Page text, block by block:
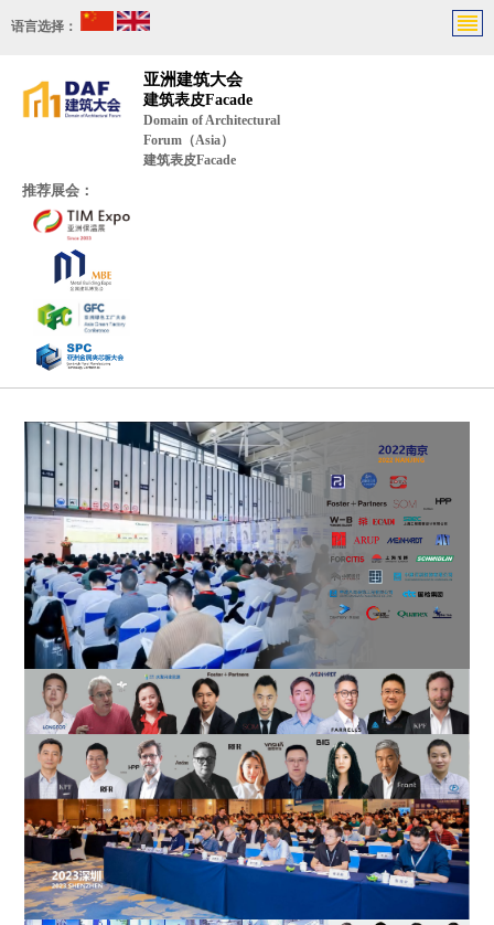
语言选择：
亚洲建筑大会
建筑表皮Facade
Domain of Architectural
Forum（Asia）
建筑表皮Facade
推荐展会：